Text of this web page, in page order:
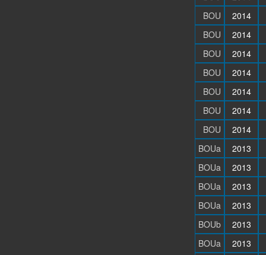
BOU
2014
BOU
2014
BOU
2014
BOU
2014
BOU
2014
BOU
2014
BOU
2014
BOUa
2013
BOUa
2013
BOUa
2013
BOUa
2013
BOUb
2013
BOUa
2013